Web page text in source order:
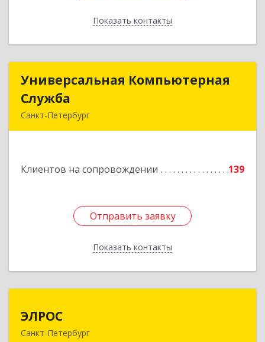
Показать контакты
Назад
Универсальная Компьютерная
Служба
Санкт-Петербург
Клиентов на сопровождении 139
Отправить заявку
Показать контакты
Универсальная Компьютерная
Подробнее
Отправить заявку
Назад
ЭЛРОС
Санкт-Петербург
191024, Санкт-Петербург г, Тележная ул, дом №